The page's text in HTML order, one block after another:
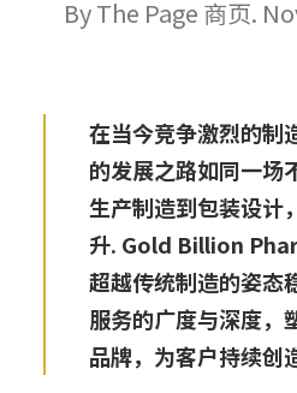
Search
By The Page 商页.
在当今竞争激烈的制
的发展之路如同一场
生产制造到包装设计
升. Gold Billion
超越传统制造的姿态
服务的广度与深度，
品牌，为客户持续创